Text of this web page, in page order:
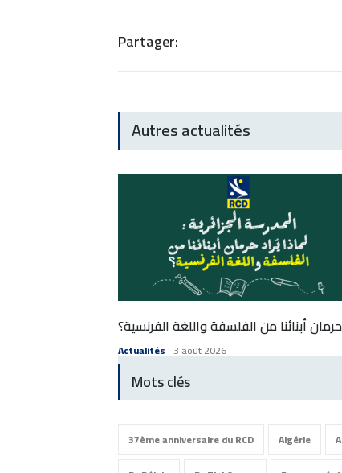
Partager:
Autres actualités
أبنائنا من الفلسفة واللغة الفرنسية؟
Actualités 3 août 2026
Mots clés
37ème anniversaire du RCD Algérie